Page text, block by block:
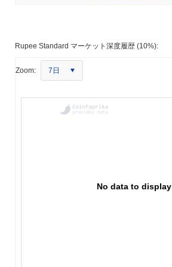
Rupee Standard マーケット深度履歴 (10%):
Zoom: 7日
No data to display